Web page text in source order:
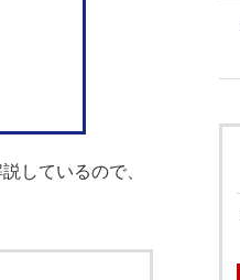
しているので、